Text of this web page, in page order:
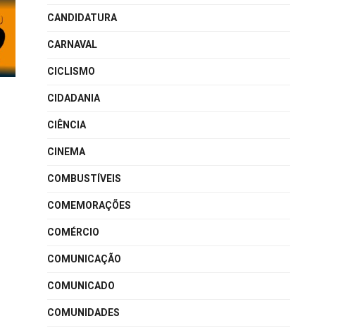
CANDIDATURA
CARNAVAL
CICLISMO
CIDADANIA
CIÊNCIA
CINEMA
COMBUSTÍVEIS
COMEMORAÇÕES
COMÉRCIO
COMUNICAÇÃO
COMUNICADO
COMUNIDADES